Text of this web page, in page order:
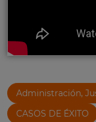
Administración,
CASOS DE ÉXITO